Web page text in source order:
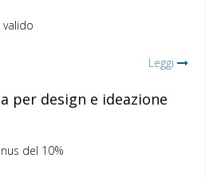
valido
Leggi
per design e ideazione
del 10%